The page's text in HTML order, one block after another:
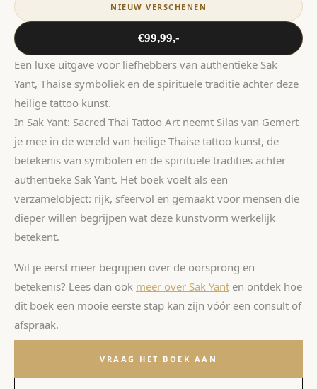
NIEUW VERSCHENEN
€99,99,-
Een luxe uitgave voor liefhebbers van authentieke Sak
Yant, Thaise symboliek en de spirituele traditie achter deze
heilige tattoo kunst.
In Sak Yant: Sacred Thai Tattoo Art neemt Silas van Gemert
je mee in de wereld van heilige Thaise tattoo kunst, de
betekenis van symbolen en de spirituele tradities achter
authentieke Sak Yant. Het boek voelt als een
verzamelobject: rijk, sfeervol en gemaakt voor mensen die
dieper willen begrijpen wat deze kunstvorm werkelijk
betekent.
Wil je eerst meer begrijpen over de oorsprong en
betekenis? Lees dan ook meer over Sak Yant en ontdek hoe
dit boek een mooie eerste stap kan zijn vóór een consult of
afspraak.
VRAAG HET BOEK AAN
SAK YANT Online
WhatsApp
Reactie binnen 1 uur
AI Assistent
24/7 direct antwoord
We reageren dezelfde dag
Bellen